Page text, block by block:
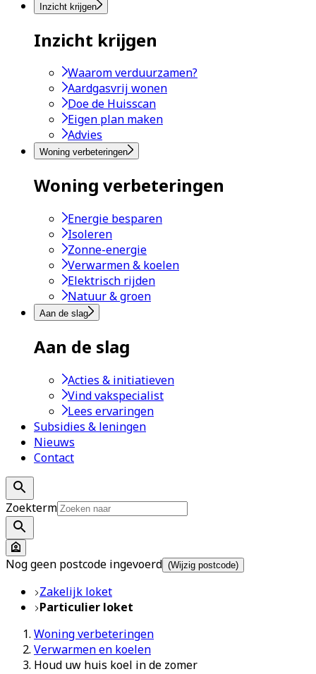
Inzicht krijgen
Inzicht krijgen
Waarom verduurzamen?
Aardgasvrij wonen
Doe de Huisscan
Eigen plan maken
Advies
Woning verbeteringen
Woning verbeteringen
Energie besparen
Isoleren
Zonne-energie
Verwarmen & koelen
Elektrisch rijden
Natuur & groen
Aan de slag
Aan de slag
Acties & initiatieven
Vind vakspecialist
Lees ervaringen
Subsidies & leningen
Nieuws
Contact
Zoekterm
Nog geen postcode ingevoerd (Wijzig postcode)
Zakelijk loket
Particulier loket
Woning verbeteringen
Verwarmen en koelen
Houd uw huis koel in de zomer